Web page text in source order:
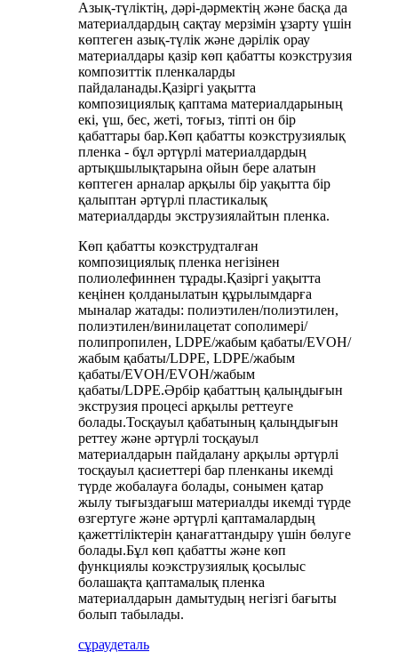
Азық-түліктің, дәрі-дәрмектің және басқа да
материалдардың сақтау мерзімін ұзарту үшін
көптеген азық-түлік және дәрілік орау
материалдары қазір көп қабатты коэкструзия
композиттік пленкаларды
пайдаланады.Қазіргі уақытта
композициялық қаптама материалдарының
екі, үш, бес, жеті, тоғыз, тіпті он бір
қабаттары бар.Көп қабатты коэкструзиялық
пленка - бұл әртүрлі материалдардың
артықшылықтарына ойын бере алатын
көптеген арналар арқылы бір уақытта бір
қалыптан әртүрлі пластикалық
материалдарды экструзиялайтын пленка.
Көп қабатты коэкструдталған
композициялық пленка негізінен
полиолефиннен тұрады.Қазіргі уақытта
кеңінен қолданылатын құрылымдарға
мыналар жатады: полиэтилен/полиэтилен,
полиэтилен/винилацетат сополимері/
полипропилен, LDPE/жабым қабаты/EVOH/
жабым қабаты/LDPE, LDPE/жабым
қабаты/EVOH/EVOH/жабым
қабаты/LDPE.Әрбір қабаттың қалыңдығын
экструзия процесі арқылы реттеуге
болады.Тосқауыл қабатының қалыңдығын
реттеу және әртүрлі тосқауыл
материалдарын пайдалану арқылы әртүрлі
тосқауыл қасиеттері бар пленканы икемді
түрде жобалауға болады, сонымен қатар
жылу тығыздағыш материалды икемді түрде
өзгертуге және әртүрлі қаптамалардың
қажеттіліктерін қанағаттандыру үшін бөлуге
болады.Бұл көп қабатты және көп
функциялы коэкструзиялық қосылыс
болашақта қаптамалық пленка
материалдарын дамытудың негізгі бағыты
болып табылады.
сұраудеталь